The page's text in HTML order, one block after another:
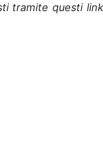
tramite questi